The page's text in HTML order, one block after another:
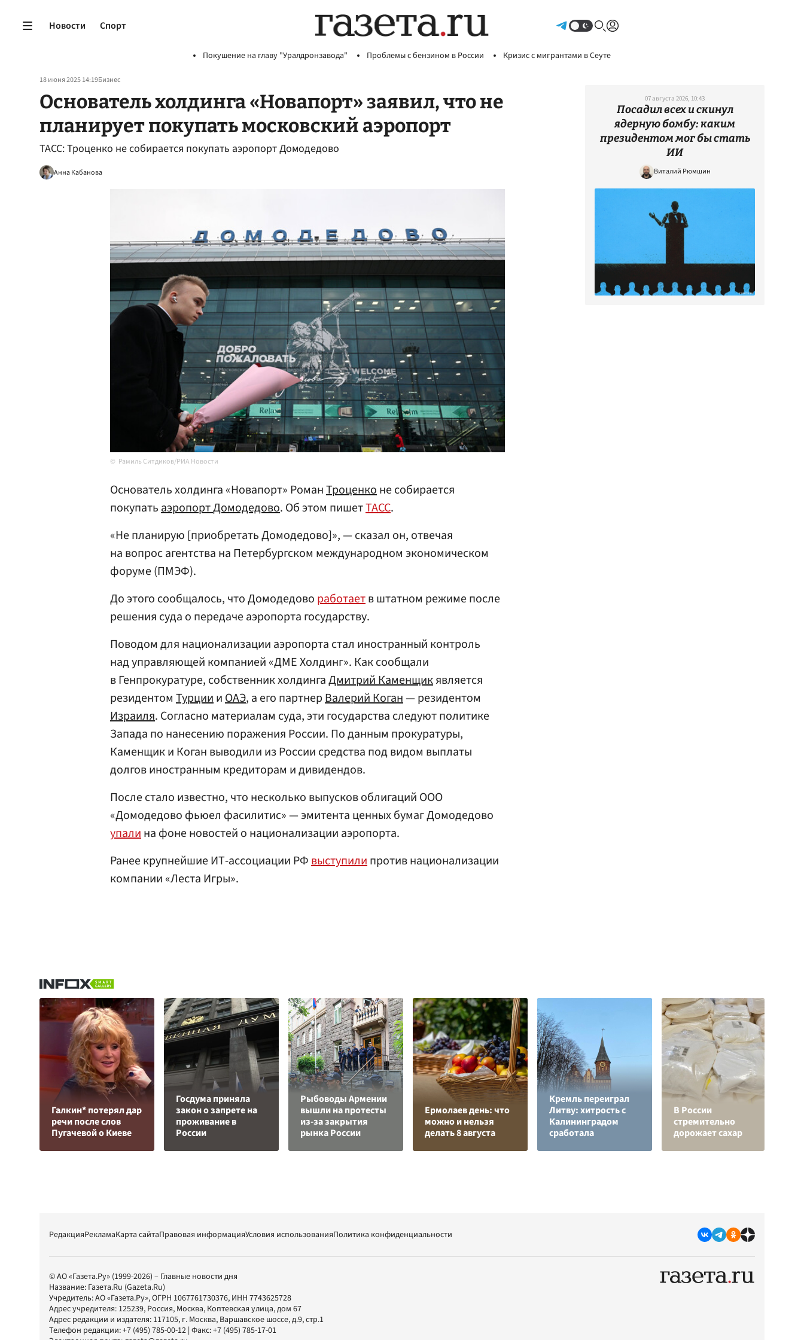
Новости Спорт
Покушение на главу "Уралдронзавода" Проблемы с бензином в России Кризис с мигрантами в Сеуте
18 июня 2025 14:19Бизнес
Основатель холдинга «Новапорт» заявил, что не
планирует покупать московский аэропорт
ТАСС: Троценко не собирается покупать аэропорт Домодедово
Анна Кабанова
Рамиль Ситдиков/РИА Новости
Основатель холдинга «Новапорт» РоманТроценконе собирается
покупатьаэропортДомодедово. Об этом пишетТАСС.
«Не планирую [приобретать Домодедово]», — сказал он, отвечая
на вопрос агентства на Петербургском международном экономическом
форуме (ПМЭФ).
До этого сообщалось, что Домодедово работаетв штатном режиме после
решения суда о передаче аэропорта государству.
Поводом для национализации аэропорта стал иностранный контроль
над управляющей компанией «ДМЕ Холдинг». Как сообщали
в Генпрокуратуре, собственник холдингаДмитрий Каменщикявляется
резидентом ТурциииОАЭ, а его партнерВалерий Коган— резидентом
Израиля. Согласно материалам суда, эти государства следуют политике
Запада по нанесению поражения России. По данным прокуратуры,
Каменщик и Коган выводили из России средства под видом выплаты
долгов иностранным кредиторам и дивидендов.
После стало известно, что несколько выпусков облигаций ООО
«Домодедово фьюел фасилитис» — эмитента ценных бумаг Домодедово
упалина фоне новостей о национализации аэропорта.
Ранее крупнейшие ИТ-ассоциации РФвыступилипротив национализации
компании «Леста Игры».
07 августа 2026, 10:43
Посадил всех и скинул
ядерную бомбу: каким
президентом мог бы стать
ИИ
Виталий Рюмшин
Галкин* потерял дар
речи после слов
Пугачевой о Киеве
Госдума приняла
закон о запрете на
проживание в
России
Рыбоводы Армении
вышли на протесты
из-за закрытия
рынка России
Ермолаев день: что
можно и нельзя
делать 8 августа
Кремль переиграл
Литву: хитрость с
Калининградом
сработала
В России
стремительно
дорожает сахар
РедакцияРекламаКарта сайтаПравовая информацияУсловия использованияПолитика конфиденциальности
© АО «Газета.Ру» (1999-2026) – Главные новости дня
Название: Газета.Ru (Gazeta.Ru)
Учредитель:АО «Газета.Ру», ОГРН 1067761730376, ИНН 7743625728
Адрес учредителя: 125239, Россия, Москва, Коптевская улица, дом 67
Адрес редакции и издателя: 117105, г. Москва, Варшавское шоссе, д.9, стр.1
Телефон редакции:+7 (495) 785-00-12 | Факс:+7 (495) 785-17-01